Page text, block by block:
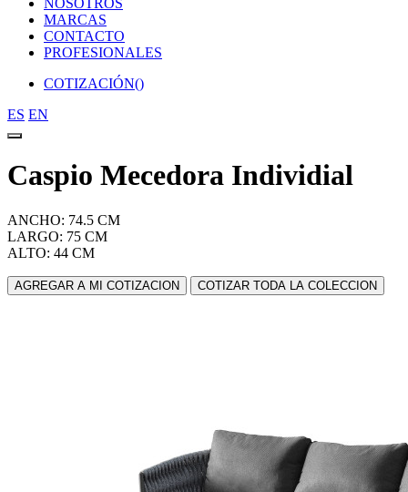
NOSOTROS
MARCAS
CONTACTO
PROFESIONALES
COTIZACIÓN()
ES EN
Caspio Mecedora Individial
ANCHO: 74.5 CM
LARGO: 75 CM
ALTO: 44 CM
AGREGAR A MI COTIZACION COTIZAR TODA LA COLECCION